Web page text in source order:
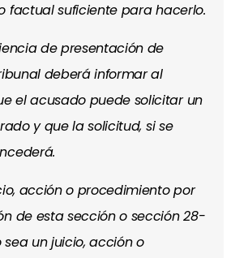
factual suficiente para hacerlo.
de presentación de
deberá informar al
el acusado puede solicitar un
y que la solicitud, si se
acción o procedimiento por
de esta sección o sección 28-
sea un juicio, acción o